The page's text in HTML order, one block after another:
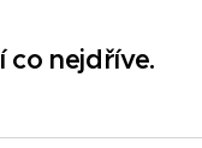
co nejdříve.